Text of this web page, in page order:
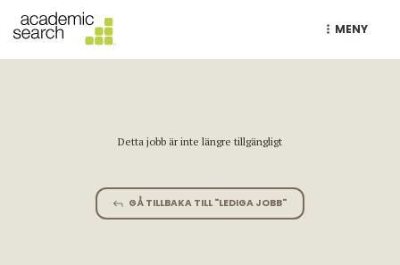
MENY
Detta jobb är inte längre tillgängligt
GÅ TILLBAKA TILL "LEDIGA JOBB"